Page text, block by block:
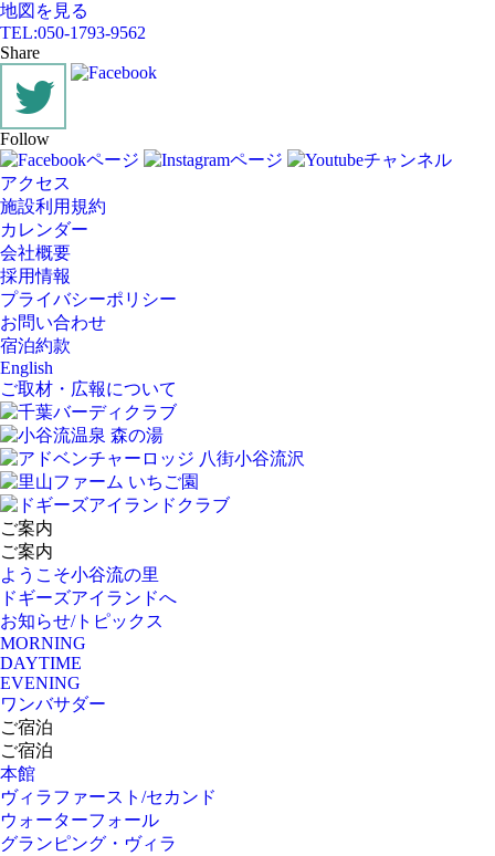
地図を見る
TEL:050-1793-9562
Share
Follow
アクセス
施設利用規約
カレンダー
会社概要
採用情報
プライバシーポリシー
お問い合わせ
宿泊約款
English
ご取材・広報について
ご案内
ご案内
ようこそ小谷流の里
ドギーズアイランドへ
お知らせ/トピックス
MORNING
DAYTIME
EVENING
ワンバサダー
ご宿泊
ご宿泊
本館
ヴィラファースト/セカンド
ウォーターフォール
グランピング・ヴィラ